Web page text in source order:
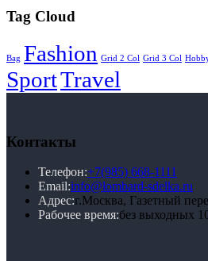
Tag Cloud
Bag Fashion Grid 2 Col Grid 3 Col
SportTravel
Контакты
Телефон:+7(985) 668-1111
Email:info@lombard-sdelka.ru
Адрес:г.Москва, Газетный
Рабочее время:без выходных